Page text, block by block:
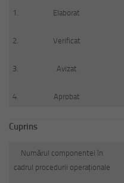
1. Elaborat
2. Verificat
3. Avizat
4. Aprobat
Cuprins
Numărul componentei în
cadrul procedurii operaționale